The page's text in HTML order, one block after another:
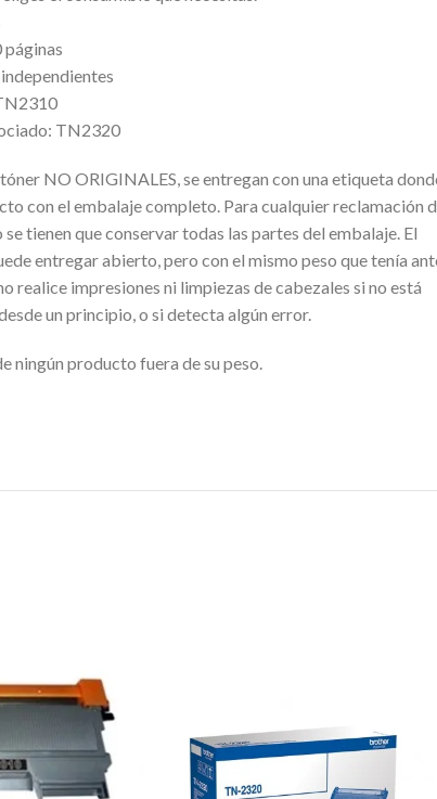
TN2320
NO ORIGINALES, se entregan con una etiqueta
con el embalaje completo. Para cualquier reclamación
tienen que conservar todas las partes del embalaje. El
entregar abierto, pero con el mismo peso que tenía
realice impresiones ni limpiezas de cabezales si no está
un principio, o si detecta algún error.
ningún producto fuera de su peso.